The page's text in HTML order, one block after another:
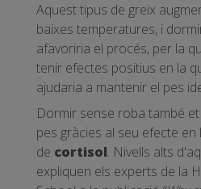
Aquest tipus de greix
baixes temperatures, i
afavoriria el procés, per la
tenir efectes positius en la
ajudaria a mantenir el pes
Dormir sense roba també
pes gràcies al seu efecte
de cortisol. Nivells alts
expliquen els experts de la